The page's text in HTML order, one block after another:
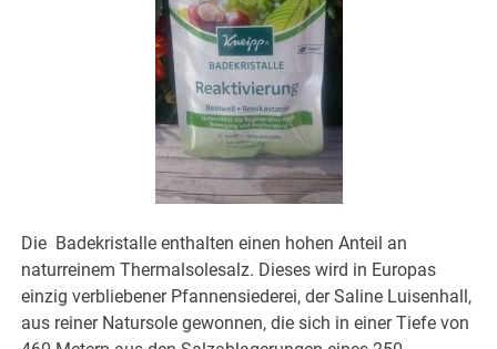
Die Badekristalle enthalten einen hohen Anteil an
naturreinem Thermalsolesalz. Dieses wird in Europas
einzig verbliebener Pfannensiederei, der Saline Luisenhall,
aus reiner Natursole gewonnen, die sich in einer Tiefe von